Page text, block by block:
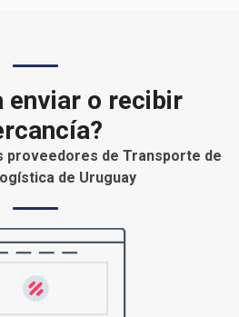
enviar o recibir
proveedores de Transporte de
de Uruguay